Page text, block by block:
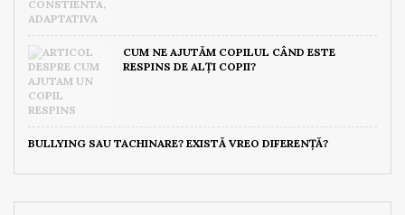
CUM NE AJUTĂM COPILUL CÂND ESTE
RESPINS DE ALȚI COPII?
BULLYING SAU TACHINARE? EXISTĂ VREO DIFERENȚĂ?